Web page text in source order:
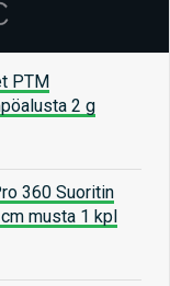
PTM
2 g
360 Suoritin
musta 1 kpl